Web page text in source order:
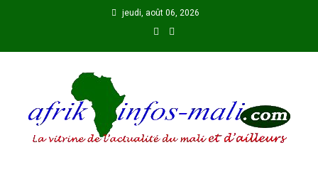
jeudi, août 06, 2026